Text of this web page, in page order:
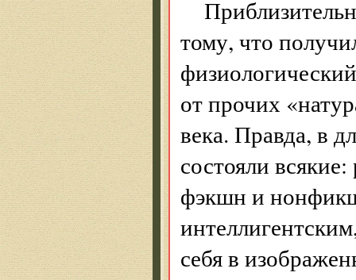
тому, что
от прочих
века. Правда, в
состояли
фэкшн и
себя в